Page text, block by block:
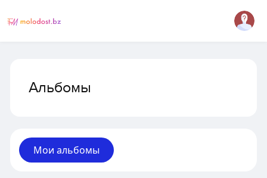
Альбомы
Мои альбомы